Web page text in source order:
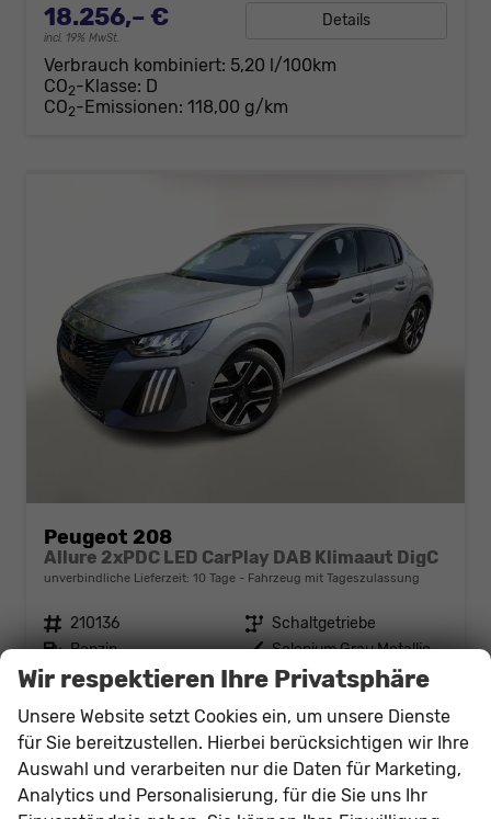
18.256,– €
incl. 19% MwSt.
Details
Verbrauch kombiniert: 5,20 l/100km
CO2-Klasse: D
CO2-Emissionen: 118,00 g/km
Peugeot 208
Allure 2xPDC LED CarPlay DAB Klimaaut DigC
unverbindliche Lieferzeit: 10 Tage Fahrzeug mit Tageszulassung
Fahrzeugnr. 210136 Getriebe Schaltgetriebe
Kraftstoff Benzin Außenfarbe Selenium Grau Metallic
Leistung 74 kW (101 PS) Kilometerstand 10 km
18.256,– €
incl. 19% MwSt.
Details
Verbrauch kombiniert:5,20 l/100km
CO -Klasse: D
Wir respektieren Ihre Privatsphäre
Unsere Website setzt Cookies ein, um unsere Dienste
für Sie bereitzustellen. Hierbei berücksichtigen wir Ihre
Auswahl und verarbeiten nur die Daten für Marketing,
Analytics und Personalisierung, für die Sie uns Ihr